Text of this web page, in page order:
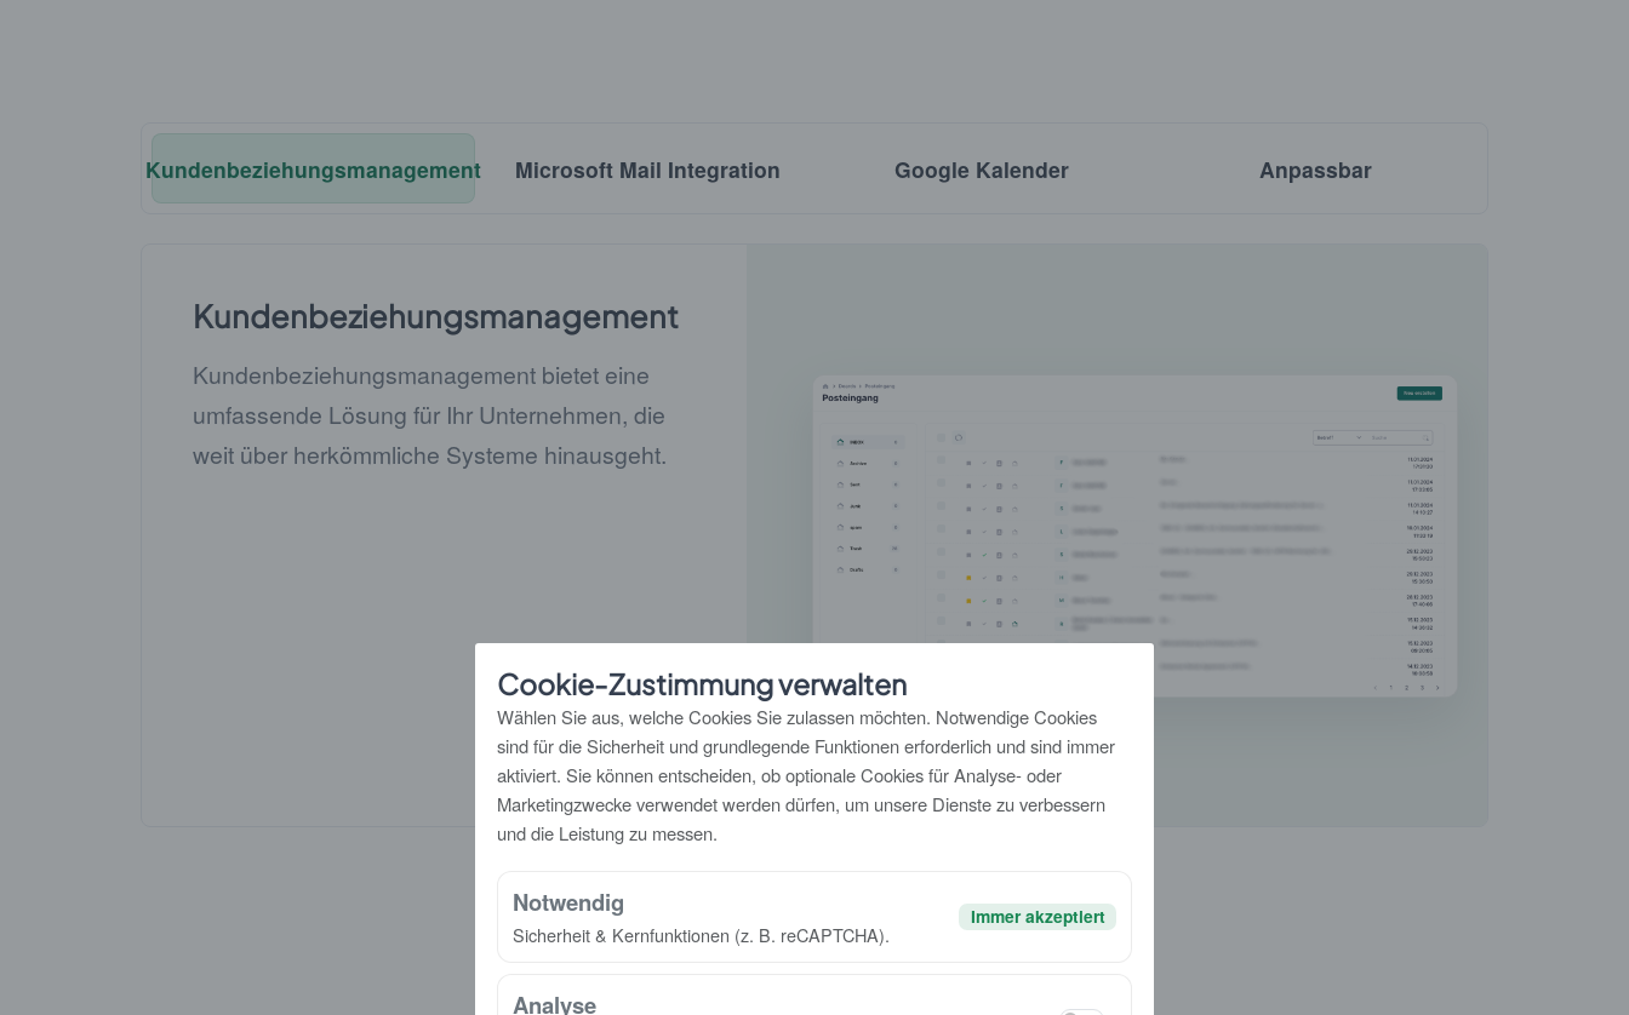
Kundenbeziehungsmanagement Microsoft Mail Integration Google Kalender Anpassbar
Kundenbeziehungsmanagement
Kundenbeziehungsmanagement bietet eine
umfassende Lösung für Ihr Unternehmen, die
weit über herkömmliche Systeme hinausgeht.
Cookie-Zustimmung verwalten
Wählen Sie aus, welche Cookies Sie zulassen möchten. Notwendige Cookies
sind für die Sicherheit und grundlegende Funktionen erforderlich und sind immer
aktiviert. Sie können entscheiden, ob optionale Cookies für Analyse- oder
Marketingzwecke verwendet werden dürfen, um unsere Dienste zu verbessern
und die Leistung zu messen.
Notwendig
Sicherheit & Kernfunktionen (z. B. reCAPTCHA).
Immer akzeptiert
Analyse